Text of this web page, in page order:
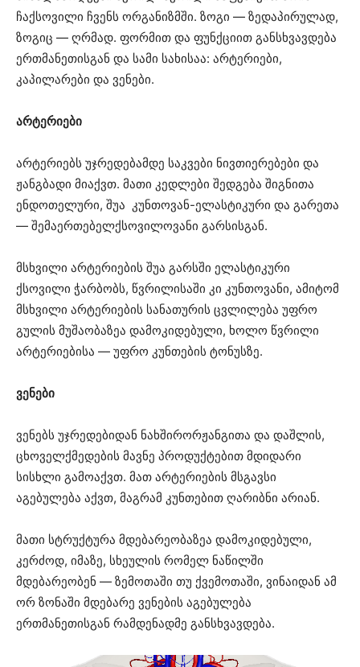
ჩაქსოვილი ჩვენს ორგანიზმში. ზოგი — ზედაპირულად,
ზოგიც — ღრმად. ფორმით და ფუნქციით განსხვავდება
ერთმანეთისგან და სამი სახისაა: არტერიები,
კაპილარები და ვენები.
არტერიები
არტერიებს უჯრედებამდე საკვები ნივთიერებები და
ჟანგბადი მიაქვთ. მათი კედლები შედგება შიგნითა
ენდოთელური, შუა კუნთოვან-ელასტიკური და გარეთა
— შემაერთებელქსოვილოვანი გარსისგან.
მსხვილი არტერიების შუა გარსში ელასტიკური
ქსოვილი ჭარბობს, წვრილისაში კი კუნთოვანი, ამიტომ
მსხვილი არტერიების სანათურის ცვლილება უფრო
გულის მუშაობაზეა დამოკიდებული, ხოლო წვრილი
არტერიებისა — უფრო კუნთების ტონუსზე.
ვენები
ვენებს უჯრედებიდან ნახშირორჟანგითა და დაშლის,
ცხოველქმედების მავნე პროდუქტებით მდიდარი
სისხლი გამოაქვთ. მათ არტერიების მსგავსი
აგებულება აქვთ, მაგრამ კუნთებით ღარიბნი არიან.
მათი სტრუქტურა მდებარეობაზეა დამოკიდებული,
კერძოდ, იმაზე, სხეულის რომელ ნაწილში
მდებარეობენ — ზემოთაში თუ ქვემოთაში, ვინაიდან ამ
ორ ზონაში მდებარე ვენების აგებულება
ერთმანეთისგან რამდენადმე განსხვავდება.